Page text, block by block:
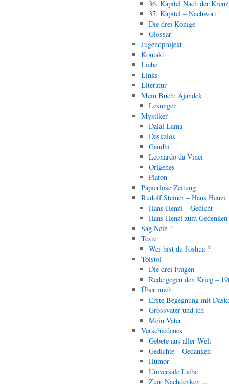
36. Kapitel Nach der
37. Kapitel – Nachwort
Die drei Könige
Glossar
Jugendprojekt
Kontakt
Liebe
Links
Literatur
Mein Buch: Ajandek
Lesungen
Mystiker
Dalai Lama
Daskalos
Gandhi
Leonardo da Vinci
Origenes
Platon
Papierlose Zeitung
Rudolf Steiner – Hans Henzi
Hans Henzi – Gedicht
Hans Henzi zum Gedenken
Sag Nein !
Texte
Wer bist du Joshua ?
Tolstoi
Die drei Fragen
Rede gegen den Krieg –
Über mich
Erste Begegnung mit
Grossvater und ich
Mein Vater
Verschiedenes
Gebete aus aller Welt
Gedichte – Gedanken
Humor
Universale Liebe
Zum Nachdenken…